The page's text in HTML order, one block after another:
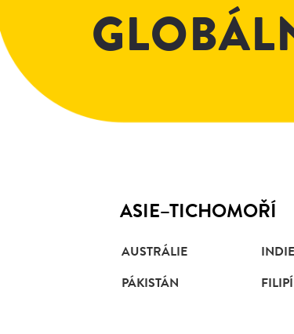
ASIE–TICHOMOŘÍ
AUSTRÁLIE
PÁKISTÁN
INDIE